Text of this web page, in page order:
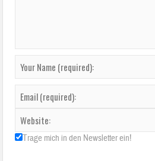
Trage mich in den Newsletter ein!